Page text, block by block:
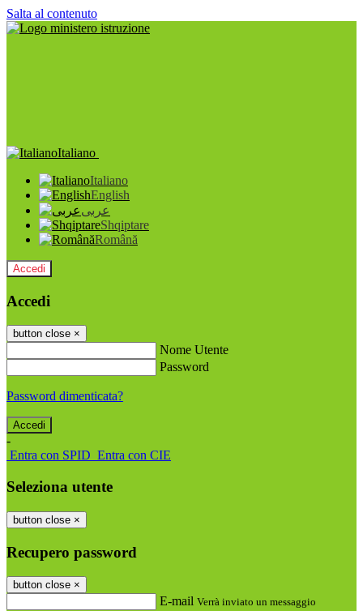
Salta al contenuto
Italiano
Italiano
English
عربى
Shqiptare
Română
Accedi
Accedi
button close ×
Nome Utente
Password
Password dimenticata?
-
Entra con SPID Entra con CIE
Seleziona utente
button close ×
Recupero password
button close ×
E-mail Verrà inviato un messaggio